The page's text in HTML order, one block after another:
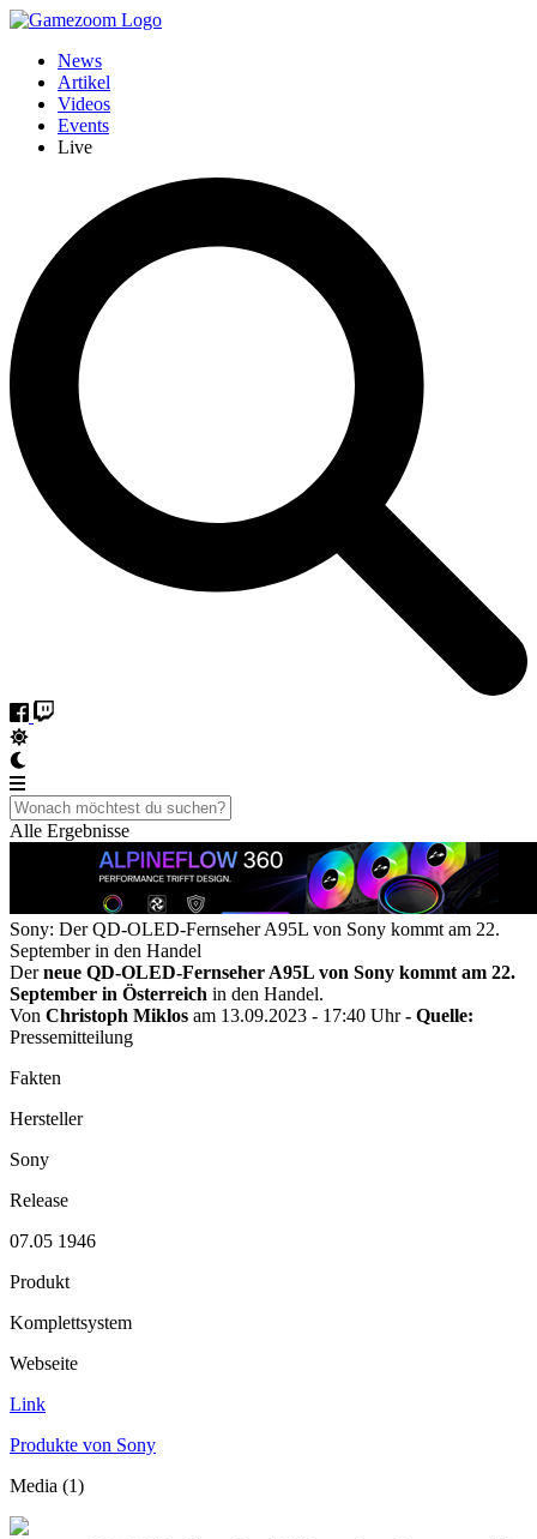
News
Artikel
Videos
Events
Live
Alle Ergebnisse
Sony: Der QD-OLED-Fernseher A95L von Sony kommt am 22.
September in den Handel
Derneue QD-OLED-Fernseher A95L von Sony kommt am 22.
September in Österreich in den Handel.
Von Christoph Miklos am 13.09.2023 - 17:40 Uhr- Quelle:
Pressemitteilung
Fakten
Hersteller
Sony
Release
07.05 1946
Produkt
Komplettsystem
Webseite
Link
Produkte von Sony
Media (1)